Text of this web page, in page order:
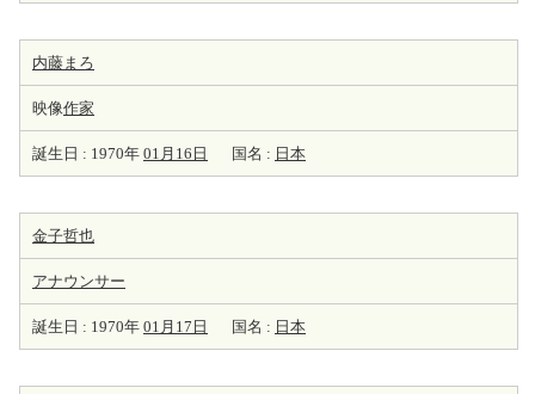
内藤まろ
映像作家
誕生日 : 1970年 01月16日 国名 : 日本
金子哲也
アナウンサー
誕生日 : 1970年 01月17日 国名 : 日本